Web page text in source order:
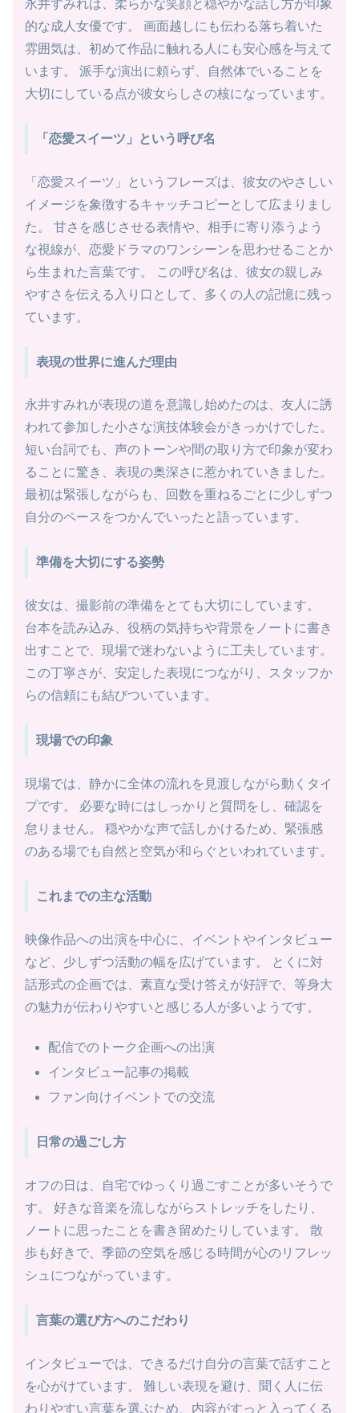
永井すみれは、柔らかな笑顔と穏やかな話し方が印象
的な成人女優です。 画面越しにも伝わる落ち着いた
雰囲気は、初めて作品に触れる人にも安心感を与えて
います。 派手な演出に頼らず、自然体でいることを
大切にしている点が彼女らしさの核になっています。
「恋愛スイーツ」という呼び名
「恋愛スイーツ」というフレーズは、彼女のやさしい
イメージを象徴するキャッチコピーとして広まりまし
た。 甘さを感じさせる表情や、相手に寄り添うよう
な視線が、恋愛ドラマのワンシーンを思わせることか
ら生まれた言葉です。 この呼び名は、彼女の親しみ
やすさを伝える入り口として、多くの人の記憶に残っ
ています。
表現の世界に進んだ理由
永井すみれが表現の道を意識し始めたのは、友人に誘
われて参加した小さな演技体験会がきっかけでした。
短い台詞でも、声のトーンや間の取り方で印象が変わ
ることに驚き、表現の奥深さに惹かれていきました。
最初は緊張しながらも、回数を重ねるごとに少しずつ
自分のペースをつかんでいったと語っています。
準備を大切にする姿勢
彼女は、撮影前の準備をとても大切にしています。
台本を読み込み、役柄の気持ちや背景をノートに書き
出すことで、現場で迷わないように工夫しています。
この丁寧さが、安定した表現につながり、スタッフか
らの信頼にも結びついています。
現場での印象
現場では、静かに全体の流れを見渡しながら動くタイ
プです。 必要な時にはしっかりと質問をし、確認を
怠りません。 穏やかな声で話しかけるため、緊張感
のある場でも自然と空気が和らぐといわれています。
これまでの主な活動
映像作品への出演を中心に、イベントやインタビュー
など、少しずつ活動の幅を広げています。 とくに対
話形式の企画では、素直な受け答えが好評で、等身大
の魅力が伝わりやすいと感じる人が多いようです。
配信でのトーク企画への出演
インタビュー記事の掲載
ファン向けイベントでの交流
日常の過ごし方
オフの日は、自宅でゆっくり過ごすことが多いそうで
す。 好きな音楽を流しながらストレッチをしたり、
ノートに思ったことを書き留めたりしています。 散
歩も好きで、季節の空気を感じる時間が心のリフレッ
シュにつながっています。
言葉の選び方へのこだわり
インタビューでは、できるだけ自分の言葉で話すこと
を心がけています。 難しい表現を避け、聞く人に伝
わりやすい言葉を選ぶため、内容がすっと入ってくる